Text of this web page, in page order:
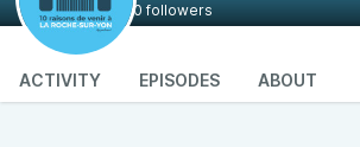
0 followers
ACTIVITY EPISODES ABOUT